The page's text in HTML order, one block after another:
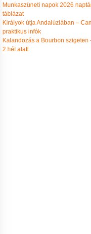
Munkaszüneti napok 2026
táblázat
Királyok útja Andalúziában –
praktikus infók
Kalandozás a Bourbon
2 hét alatt